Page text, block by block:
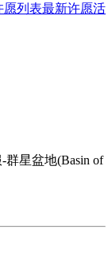
愿列表最新许愿活
星盆地(Basin of